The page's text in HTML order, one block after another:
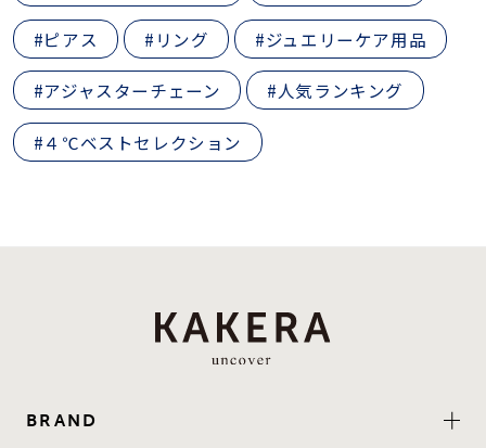
#ピアス #リング #ジュエリーケア用品
#アジャスターチェーン #人気ランキング
#４℃ベストセレクション
BRAND